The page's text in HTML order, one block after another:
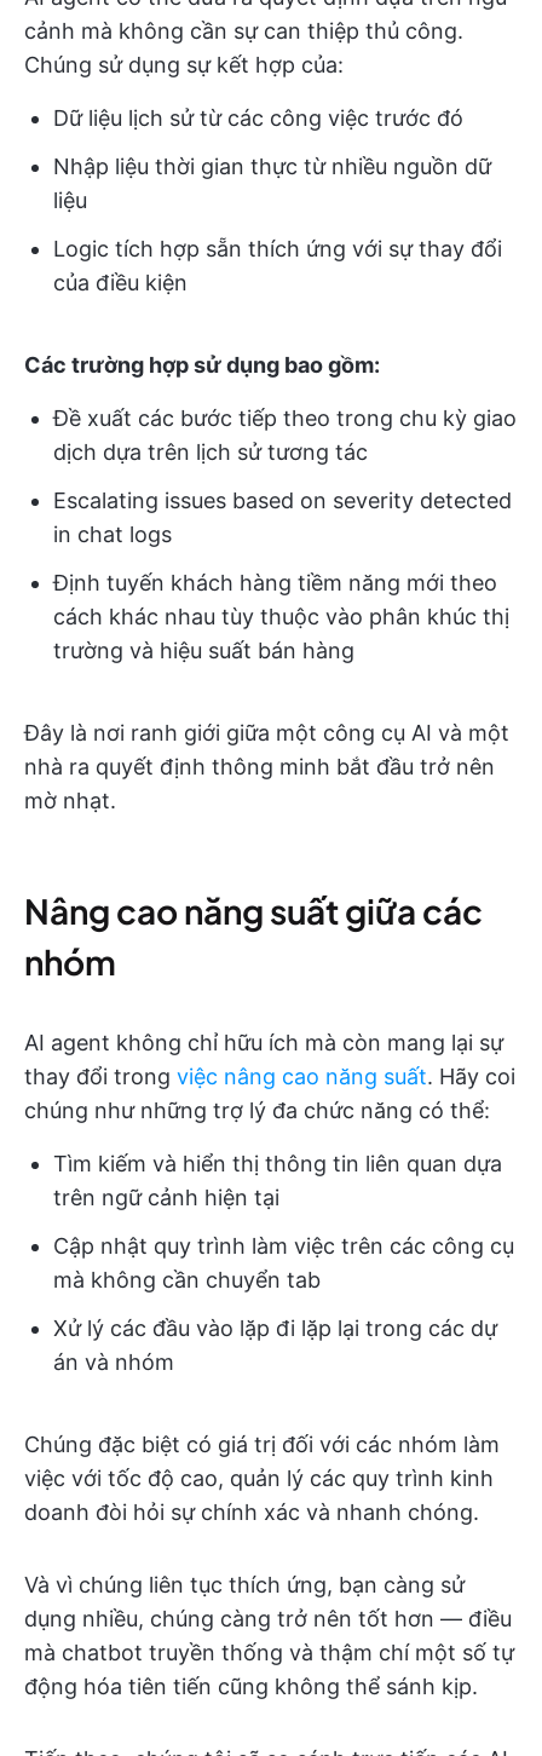
cảnh mà không cần sự can thiệp thủ công.
Chúng sử dụng sự kết hợp của:
Dữ liệu lịch sử từ các công việc trước đó
Nhập liệu thời gian thực từ nhiều nguồn dữ
liệu
Logic tích hợp sẵn thích ứng với sự thay đổi
của điều kiện
Các trường hợp sử dụng bao gồm:
Đề xuất các bước tiếp theo trong chu kỳ giao
dịch dựa trên lịch sử tương tác
Escalating issues based on severity detected
in chat logs
Định tuyến khách hàng tiềm năng mới theo
cách khác nhau tùy thuộc vào phân khúc thị
trường và hiệu suất bán hàng
Đây là nơi ranh giới giữa một công cụ AI và một
nhà ra quyết định thông minh bắt đầu trở nên
mờ nhạt.
Nâng cao năng suất giữa các
nhóm
AI agent không chỉ hữu ích mà còn mang lại sự
thay đổi trong việc nâng cao năng suất. Hãy coi
chúng như những trợ lý đa chức năng có thể:
Tìm kiếm và hiển thị thông tin liên quan dựa
trên ngữ cảnh hiện tại
Cập nhật quy trình làm việc trên các công cụ
mà không cần chuyển tab
Xử lý các đầu vào lặp đi lặp lại trong các dự
án và nhóm
Chúng đặc biệt có giá trị đối với các nhóm làm
việc với tốc độ cao, quản lý các quy trình kinh
doanh đòi hỏi sự chính xác và nhanh chóng.
Và vì chúng liên tục thích ứng, bạn càng sử
dụng nhiều, chúng càng trở nên tốt hơn — điều
mà chatbot truyền thống và thậm chí một số tự
động hóa tiên tiến cũng không thể sánh kịp.